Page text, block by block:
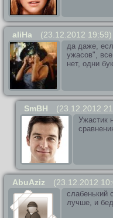
aliHa (23.12.2012 19:59)
да даже,
ужасов",
нет, одни
SmBH (23.12.2012
Ужастик
AbuAziz (23.12.2012
слабенький
лучше, и